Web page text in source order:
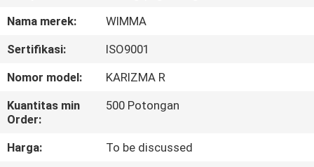
VIDEO
TENTANG
KAMI
TUR
PABRIK
Nama merek:
WIMMA
Sertifikasi:
ISO9001
Nomor model:
KARIZMA R
Kuantitas min
Order:
500 Potongan
Harga:
To be discussed